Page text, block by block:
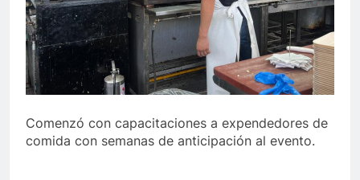
Comenzó con capacitaciones a expendedores de
comida con semanas de anticipación al evento.